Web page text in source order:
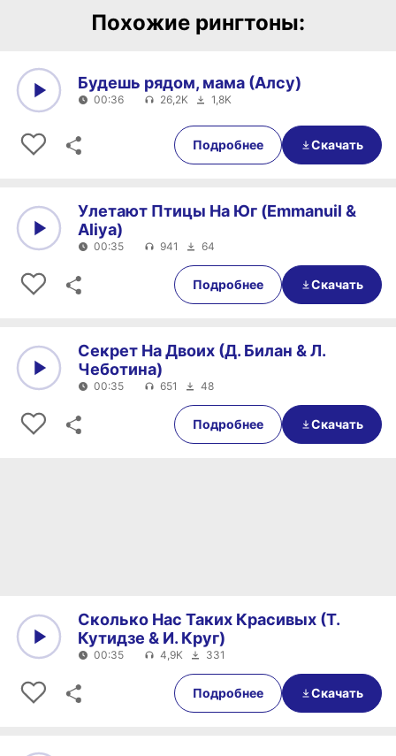
Похожие рингтоны:
00:36
Будешь рядом, мама (Алсу)
00:36 26,2K 1,8K
Подробнее Скачать
00:35
Улетают Птицы На Юг (Emmanuil &
Aliya)
00:35 941 64
Подробнее Скачать
00:35
Секрет На Двоих (Д. Билан & Л.
Чеботина)
00:35 651 48
Подробнее Скачать
00:35
Сколько Нас Таких Красивых (Т.
Кутидзе & И. Круг)
00:35 4,9K 331
Подробнее Скачать